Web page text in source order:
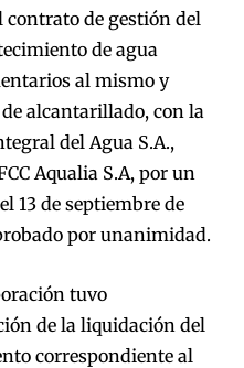
contrato de gestión del
de agua
al mismo y
alcantarillado, con la
del Agua S.A.,
Aqualia S.A, por un
13 de septiembre de
por unanimidad.
tuvo
de la liquidación del
correspondiente al